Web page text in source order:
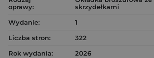
oprawy:
skrzydełkami
Wydanie:
1
Liczba stron:
322
Rok wydania:
2026